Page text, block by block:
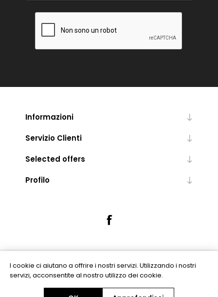
Informazioni
Servizio Clienti
Selected offers
Profilo
Powered bynopCommerce
I cookie ci aiutano a offrire i nostri servizi. Utilizzando i nostri
servizi, acconsentite al nostro utilizzo dei cookie.